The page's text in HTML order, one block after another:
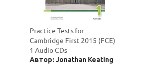
Practice Tests for
Cambridge First 2015 (FCE)
1 Audio CDs
Автор: Jonathan Keating